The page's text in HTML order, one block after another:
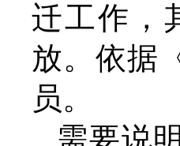
迁工作，
放。依据
员。
需要说